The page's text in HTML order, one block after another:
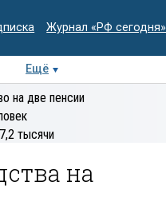
Журнал «РФ сегодня»
Ещё
Деловая
на две пенсии
тысячи
на